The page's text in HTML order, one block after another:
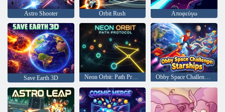
Astro Shooter Orbit Rush Αποφεύγω
Save Earth 3D Neon Orbit: Path Protocol Obby Space Challenge: Starships